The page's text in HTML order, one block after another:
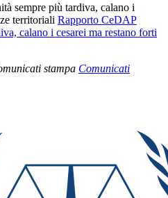
sempre più tardiva, calano i
territoriali Rapporto CeDAP
calano i cesarei ma restano forti
stampa Comunicati